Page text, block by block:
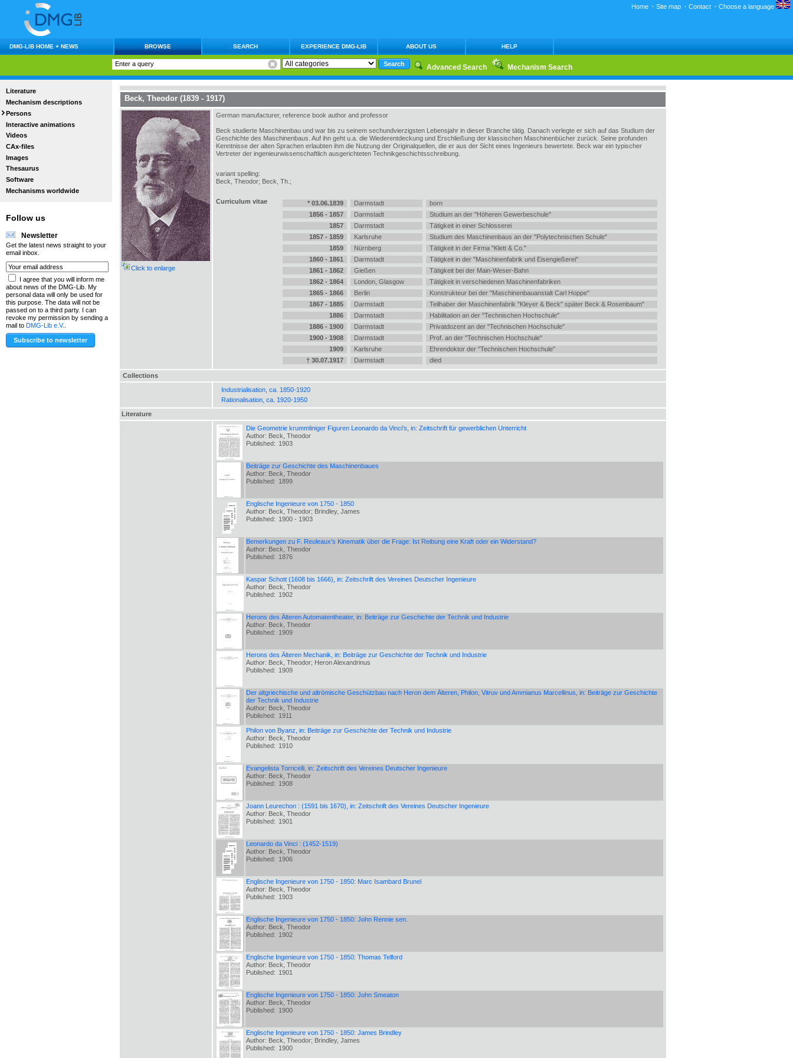
Home · Site map · Contact · Choose a language
DMG-LIB HOME + NEWS BROWSE SEARCH EXPERIENCE DMG-LIB ABOUT US HELP
Advanced Search Mechanism Search
Literature
Mechanism descriptions
Persons
Interactive animations
Videos
CAx-files
Images
Thesaurus
Software
Mechanisms worldwide
Follow us
Newsletter
Get the latest news straight to your
email inbox.
I agree that you will inform me
about news of the DMG-Lib. My
personal data will only be used for
this purpose. The data will not be
passed on to a third party. I can
revoke my permission by sending a
mail to DMG-Lib e.V.
Beck, Theodor (1839 - 1917)
Click to enlarge
German manufacturer, reference book author and professor
Beck studierte Maschinenbau und war bis zu seinem sechundvierzigsten Lebensjahr in dieser Branche tätig. Danach verlegte er sich auf das Studium der
Geschichte des Maschinenbaus. Auf ihn geht u.a. die Wiederentdeckung und Erschließung der klassischen Maschinenbücher zurück. Seine profunden
Kenntnisse der alten Sprachen erlaubten ihm die Nutzung der Originalquellen, die er aus der Sicht eines Ingenieurs bewertete. Beck war ein typischer
Vertreter der ingenieurwissenschaftlich ausgerichteten Technikgeschichtsschreibung.
variant spelling:
Beck, Theodor; Beck, Th.;
Curriculum vitae * 03.06.1839 Darmstadt
born
1856 - 1857
Darmstadt
Studium an der "Höheren Gewerbeschule"
1857
Darmstadt
Tätigkeit in einer Schlosserei
1857 - 1859
Karlsruhe
Studium des Maschinenbaus an der "Polytechnischen Schule"
1859
Nürnberg
Tätigkeit in der Firma "Klett & Co."
1860 - 1861
Darmstadt
Tätigkeit in der "Maschinenfabrik und Eisengießerei"
1861 - 1862
Gießen
Tätigkeit bei der Main-Weser-Bahn
1862 - 1864
London, Glasgow
Tätigkeit in verschiedenen Maschinenfabriken
1865 - 1866
Berlin
Konstrukteur bei der "Maschinenbauanstalt Carl Hoppe"
1867 - 1885
Darmstadt
Teilhaber der Maschinenfabrik "Kleyer & Beck" später Beck & Rosenbaum"
1886
Darmstadt
Habilitation an der "Technischen Hochschule"
1886 - 1900
Darmstadt
Privatdozent an der "Technischen Hochschule"
1900 - 1908
Darmstadt
Prof. an der "Technischen Hochschule"
1909
Karlsruhe
Ehrendoktor der "Technischen Hochschule"
† 30.07.1917
Darmstadt died
Collections
Industrialisation, ca. 1850-1920
Rationalisation, ca. 1920-1950
Literature
Die Geometrie krummliniger Figuren Leonardo da Vinci's, in: Zeitschrift für gewerblichen Unterricht
Author: Beck, Theodor
Published: 1903
Beiträge zur Geschichte des Maschinenbaues
Author: Beck, Theodor
Published: 1899
Englische Ingenieure von 1750 - 1850
Author: Beck, Theodor; Brindley, James
Published: 1900 - 1903
Bemerkungen zu F. Reuleaux's Kinematik über die Frage: Ist Reibung eine Kraft oder ein Widerstand?
Author: Beck, Theodor
Published: 1876
Kaspar Schott (1608 bis 1666), in: Zeitschrift des Vereines Deutscher Ingenieure
Author: Beck, Theodor
Published: 1902
Herons des Älteren Automatentheater, in: Beiträge zur Geschichte der Technik und Industrie
Author: Beck, Theodor
Published: 1909
Herons des Älteren Mechanik, in: Beiträge zur Geschichte der Technik und Industrie
Author: Beck, Theodor; Heron Alexandrinus
Published: 1909
Der altgriechische und altrömische Geschützbau nach Heron dem Älteren, Philon, Vitruv und Ammianus Marcellinus, in: Beiträge zur Geschichte
der Technik und Industrie
Author: Beck, Theodor
Published: 1911
Philon von Byanz, in: Beiträge zur Geschichte der Technik und Industrie
Author: Beck, Theodor
Published: 1910
Evangelista Torricelli, in: Zeitschrift des Vereines Deutscher Ingenieure
Author: Beck, Theodor
Published: 1908
Joann Leurechon : (1591 bis 1670), in: Zeitschrift des Vereines Deutscher Ingenieure
Author: Beck, Theodor
Published: 1901
Leonardo da Vinci : (1452-1519)
Author: Beck, Theodor
Published: 1906
Englische Ingenieure von 1750 - 1850: Marc Isambard Brunel
Author: Beck, Theodor
Published: 1903
Englische Ingenieure von 1750 - 1850: John Rennie sen.
Author: Beck, Theodor
Published: 1902
Englische Ingenieure von 1750 - 1850: Thomas Telford
Author: Beck, Theodor
Published: 1901
Englische Ingenieure von 1750 - 1850: John Smeaton
Author: Beck, Theodor
Published: 1900
Englische Ingenieure von 1750 - 1850: James Brindley
Author: Beck, Theodor; Brindley, James
Published: 1900